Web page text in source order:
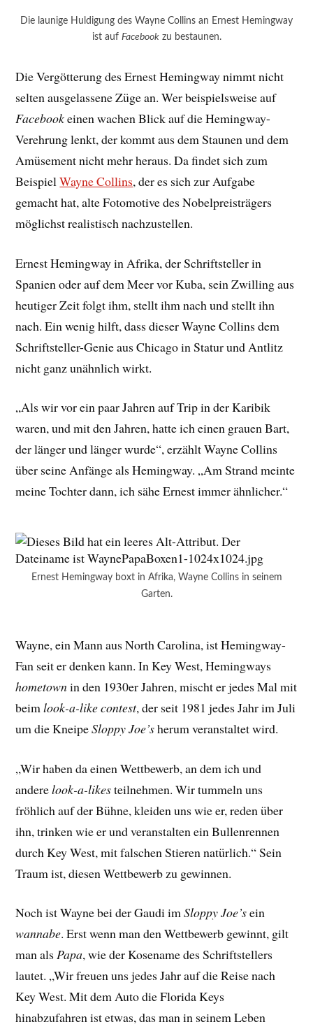
Die launige Huldigung des Wayne Collins an Ernest Hemingway
ist auf Facebookzu bestaunen.
Die Vergötterung des Ernest Hemingway nimmt nicht
selten ausgelassene Züge an. Wer beispielsweise auf
Facebookeinen wachen Blick auf die Hemingway-
Verehrung lenkt, der kommt aus dem Staunen und dem
Amüsement nicht mehr heraus. Da findet sich zum
BeispielWayne Collins, der es sich zur Aufgabe
gemacht hat, alte Fotomotive des Nobelpreisträgers
möglichst realistisch nachzustellen.
Ernest Hemingway in Afrika, der Schriftsteller in
Spanien oder auf dem Meer vor Kuba, sein Zwilling aus
heutiger Zeit folgt ihm, stellt ihm nach und stellt ihn
nach. Ein wenig hilft, dass dieser Wayne Collins dem
Schriftsteller-Genie aus Chicago in Statur und Antlitz
nicht ganz unähnlich wirkt.
„Als wir vor ein paar Jahren auf Trip in der Karibik
waren, und mit den Jahren, hatte ich einen grauen Bart,
der länger und länger wurde“, erzählt Wayne Collins
über seine Anfänge als Hemingway. „Am Strand meinte
meine Tochter dann, ich sähe Ernest immer ähnlicher.“
Ernest Hemingway boxt in Afrika, Wayne Collins in seinem
Garten.
Wayne, ein Mann aus North Carolina, ist Hemingway-
Fan seit er denken kann. In Key West, Hemingways
hometownin den 1930er Jahren, mischt er jedes Mal mit
beimlook-a-like contest, der seit 1981 jedes Jahr im Juli
um die KneipeSloppy Joe’sherum veranstaltet wird.
„Wir haben da einen Wettbewerb, an dem ich und
anderelook-a-likesteilnehmen. Wir tummeln uns
fröhlich auf der Bühne, kleiden uns wie er, reden über
ihn, trinken wie er und veranstalten ein Bullenrennen
durch Key West, mit falschen Stieren natürlich.“ Sein
Traum ist, diesen Wettbewerb zu gewinnen.
Noch ist Wayne bei der Gaudi imSloppy Joe’sein
wannabe. Erst wenn man den Wettbewerb gewinnt, gilt
man alsPapa, wie der Kosename des Schriftstellers
lautet. „Wir freuen uns jedes Jahr auf die Reise nach
Key West. Mit dem Auto die Florida Keys
hinabzufahren ist etwas, das man in seinem Leben